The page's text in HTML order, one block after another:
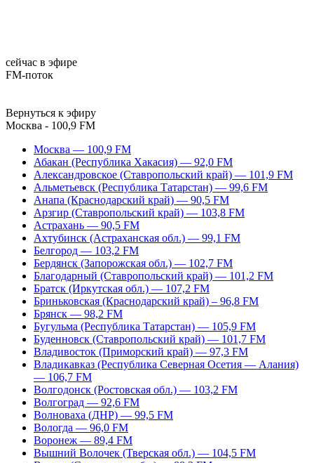
сейчас в эфире
FM-поток
Вернуться к эфиру
Москва - 100,9 FM
Москва — 100,9 FM
Абакан (Республика Хакасия) — 92,0 FM
Александровское (Ставропольский край) — 101,9 FM
Альметьевск (Республика Татарстан) — 99,6 FM
Анапа (Краснодарский край) — 90,5 FM
Арзгир (Ставропольский край) — 103,8 FM
Астрахань — 90,5 FM
Ахтубинск (Астраханская обл.) — 99,1 FM
Белгород — 103,2 FM
Бердянск (Запорожская обл.) — 102,7 FM
Благодарный (Ставропольский край) — 101,2 FM
Братск (Иркутская обл.) — 107,2 FM
Бриньковская (Краснодарский край) – 96,8 FM
Брянск — 98,2 FM
Бугульма (Республика Татарстан) — 105,9 FM
Буденновск (Ставропольский край) — 101,7 FM
Владивосток (Приморский край) — 97,3 FM
Владикавказ (Республика Северная Осетия — Алания)
— 106,7 FM
Волгодонск (Ростовская обл.) — 103,2 FM
Волгоград — 92,6 FM
Волноваха (ДНР) — 99,5 FM
Вологда — 96,0 FM
Воронеж — 89,4 FM
Вышний Волочек (Тверская обл.) — 104,5 FM